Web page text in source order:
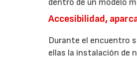
Accesibilidad,
Durante el encuentro
ellas la instalación de